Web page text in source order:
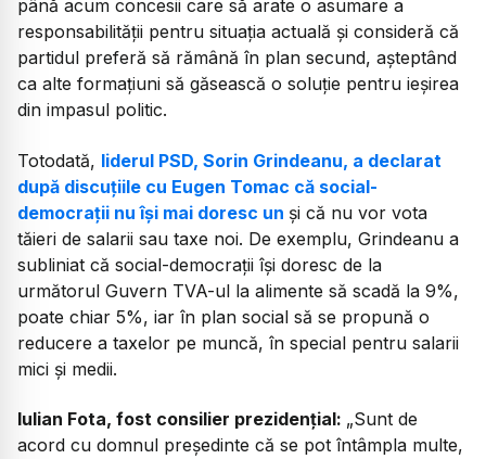
până acum concesii care să arate o asumare a
responsabilității pentru situația actuală și consideră că
partidul preferă să rămână în plan secund, așteptând
ca alte formațiuni să găsească o soluție pentru ieșirea
din impasul politic.
Totodată, liderul PSD, Sorin Grindeanu, a declarat
după discuțiile cu Eugen Tomac că social-
democrații nu își mai doresc un și că nu vor vota
tăieri de salarii sau taxe noi. De exemplu, Grindeanu a
subliniat că social-democrații își doresc de la
următorul Guvern TVA-ul la alimente să scadă la 9%,
poate chiar 5%, iar în plan social să se propună o
reducere a taxelor pe muncă, în special pentru salarii
mici și medii.
Iulian Fota, fost consilier prezidențial: „Sunt de
acord cu domnul președinte că se pot întâmpla multe,